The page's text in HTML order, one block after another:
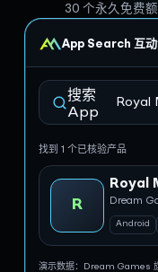
30 个永久免费额
App Search 互动
搜索
App
找到 1 个已核验产品
R
Royal
Dream
Android
演示数据：Dream Games